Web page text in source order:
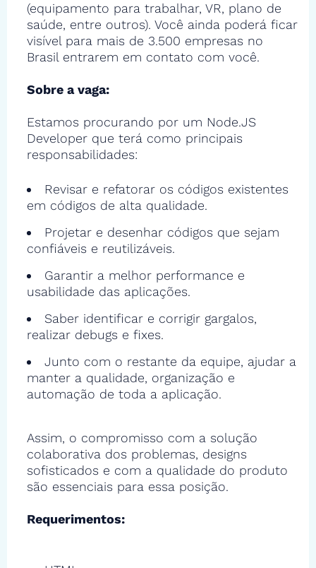
(equipamento para trabalhar, VR, plano de
saúde, entre outros). Você ainda poderá ficar
visível para mais de 3.500 empresas no
Brasil entrarem em contato com você.
Sobre a vaga:
Estamos procurando por um Node.JS
Developer que terá como principais
responsabilidades:
Revisar e refatorar os códigos existentes
em códigos de alta qualidade.
Projetar e desenhar códigos que sejam
confiáveis e reutilizáveis.
Garantir a melhor performance e
usabilidade das aplicações.
Saber identificar e corrigir gargalos,
realizar debugs e fixes.
Junto com o restante da equipe, ajudar a
manter a qualidade, organização e
automação de toda a aplicação.
Assim, o compromisso com a solução
colaborativa dos problemas, designs
sofisticados e com a qualidade do produto
são essenciais para essa posição.
Requerimentos: